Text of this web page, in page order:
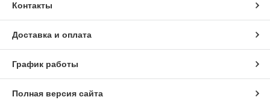
Контакты
Доставка и оплата
График работы
Полная версия сайта